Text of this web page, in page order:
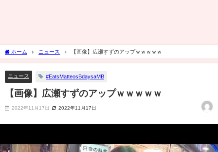
ホーム ニュース 【画像】広瀬すずのアップｗｗｗｗｗ
ニュース #EatsMatteosBdaysaMB
【画像】広瀬すずのアップｗｗｗｗｗ
2022年11月17日 2022年11月17日